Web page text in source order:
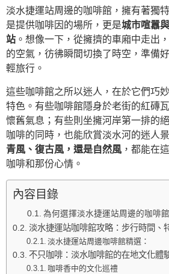
淡水捷運站周邊的咖啡館，擁有著獨
是提供咖啡因的場所，更是城市喧囂
站 。想像一下，從擁擠的車廂中走出
的空氣，彷彿瞬間切換了時空，準備
輕旅行。
這些咖啡館之所以迷人，在於它們巧
特色。有些咖啡館隱身於老街的紅磚
懷舊氣息；有些則坐擁河岸第一排的
咖啡的同時，也能欣賞淡水河的迷人
青風、復古風，還是自然風 ，都能在
咖啡和那份心情。
內容目錄
為何選擇淡水捷運站周邊的咖啡館
淡水捷運站咖啡館攻略：步行時間、
淡水捷運站周邊咖啡館精選：
不只咖啡：淡水咖啡館的在地文化體
咖啡香中的文化巡禮